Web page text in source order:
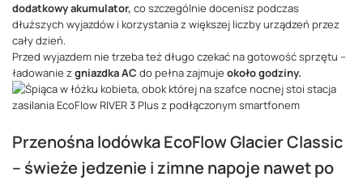
dodatkowy akumulator, co szczególnie docenisz podczas
dłuższych wyjazdów i korzystania z większej liczby urządzeń przez
cały dzień.
Przed wyjazdem nie trzeba też długo czekać na gotowość sprzętu –
ładowanie zgniazdka AC do pełna zajmuje około godziny.
Przenośna lodówka EcoFlow Glacier Classic
– świeże jedzenie i zimne napoje nawet po